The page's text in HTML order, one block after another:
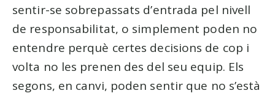
sentir-se sobrepassats d’entrada pel nivell
de responsabilitat, o simplement poden no
entendre perquè certes decisions de cop i
volta no les prenen des del seu equip. Els
segons, en canvi, poden sentir que no s’està